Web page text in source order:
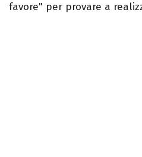
favore" per provare a